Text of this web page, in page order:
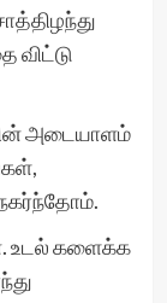
விட்டு
அடையாளம்
உடல் களைக்க